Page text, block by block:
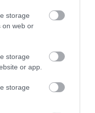
storage
on web or
storage
or app.
storage
808 dollárért,
.
ebben az